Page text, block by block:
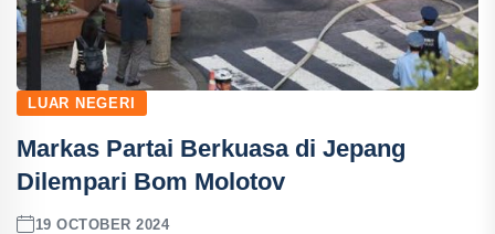
LUAR NEGERI
Markas Partai Berkuasa di Jepang
Dilempari Bom Molotov
19 OCTOBER 2024